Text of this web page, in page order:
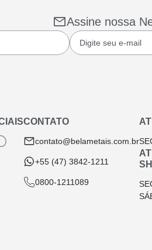
Assine nossa
CONTATO
contato@belametais.com.br
+55 (47) 3842-1211
0800-1211089